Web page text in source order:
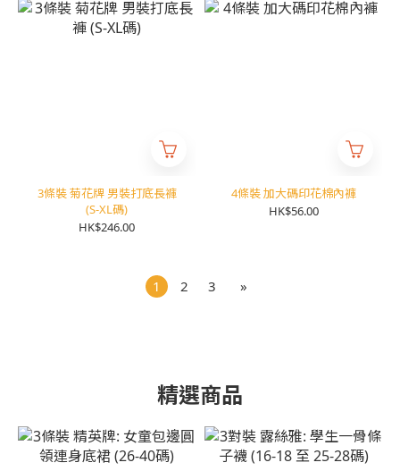
3條裝 菊花牌 男裝打底長褲
(S-XL碼)
HK$246.00
4條裝 加大碼印花棉內褲
HK$56.00
1 2 3 »
精選商品